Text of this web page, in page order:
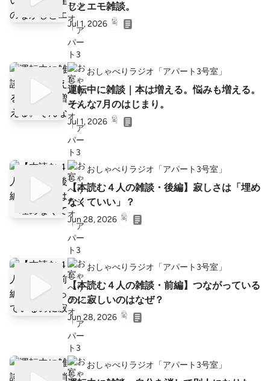
じとエモ雑談。
Jul 1, 2026
おしゃべりラジオ「アパート3号室」
運転中に雑談｜本は増える。悩みも増える。
そんな7月のはじまり。
Jul 1, 2026
おしゃべりラジオ「アパート3号室」
【本読む４人の雑談・後編】寂しさは「埋め
なくていい」？
Jun 28, 2026
おしゃべりラジオ「アパート3号室」
【本読む４人の雑談・前編】つながっている
のに寂しいのはなぜ？
Jun 28, 2026
おしゃべりラジオ「アパート3号室」